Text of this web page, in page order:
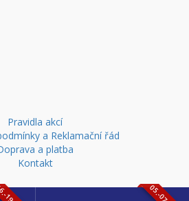
Pravidla akcí
a Reklamační řád
a platba
Kontakt